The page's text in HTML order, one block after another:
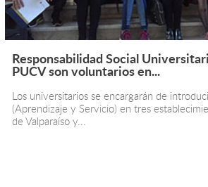
Responsabilidad Social
PUCV son voluntarios en...
Los universitarios se encargarán de
(Aprendizaje y Servicio) en tres
de Valparaíso y...